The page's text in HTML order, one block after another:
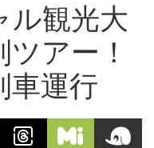
ル観光大
アー！
車運行